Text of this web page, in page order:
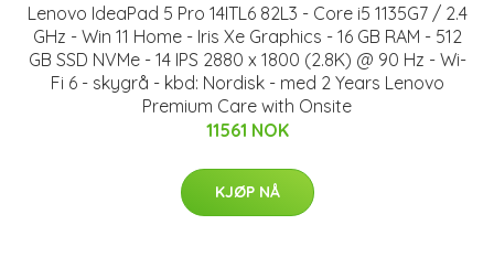
Lenovo IdeaPad 5 Pro 14ITL6 82L3 - Core i5 1135G7 / 2.4
GHz - Win 11 Home - Iris Xe Graphics - 16 GB RAM - 512
GB SSD NVMe - 14 IPS 2880 x 1800 (2.8K) @ 90 Hz - Wi-
Fi 6 - skygrå - kbd: Nordisk - med 2 Years Lenovo
Premium Care with Onsite
11561 NOK
KJØP NÅ